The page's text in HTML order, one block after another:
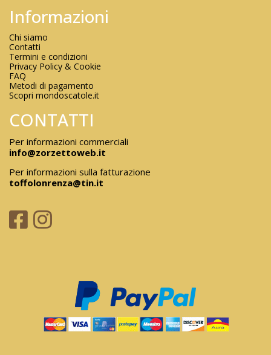
Informazioni
Chi siamo
Contatti
Termini e condizioni
Privacy Policy & Cookie
FAQ
Metodi di pagamento
Scopri mondoscatole.it
CONTATTI
Per informazioni commerciali
info@zorzettoweb.it
Per informazioni sulla fatturazione
toffolonrenza@tin.it